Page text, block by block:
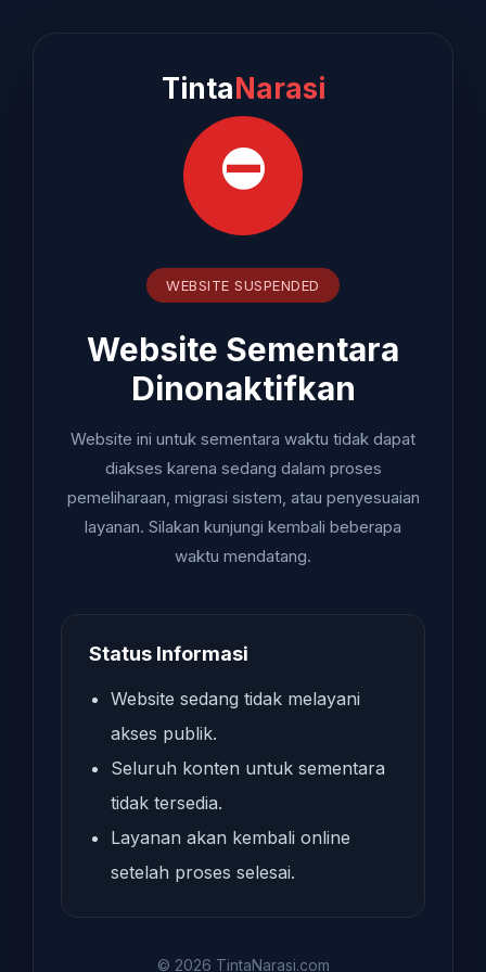
TintaNarasi
⛔
WEBSITE SUSPENDED
Website Sementara
Dinonaktifkan
Website ini untuk sementara waktu tidak dapat
diakses karena sedang dalam proses
pemeliharaan, migrasi sistem, atau penyesuaian
layanan. Silakan kunjungi kembali beberapa
waktu mendatang.
Status Informasi
Website sedang tidak melayani
akses publik.
Seluruh konten untuk sementara
tidak tersedia.
Layanan akan kembali online
setelah proses selesai.
© 2026 TintaNarasi.com